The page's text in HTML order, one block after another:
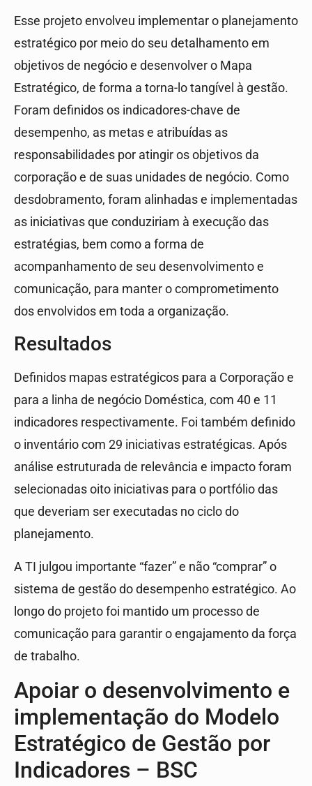
Esse projeto envolveu implementar o planejamento
estratégico por meio do seu detalhamento em
objetivos de negócio e desenvolver o Mapa
Estratégico, de forma a torna-lo tangível à gestão.
Foram definidos os indicadores-chave de
desempenho, as metas e atribuídas as
responsabilidades por atingir os objetivos da
corporação e de suas unidades de negócio. Como
desdobramento, foram alinhadas e implementadas
as iniciativas que conduziriam à execução das
estratégias, bem como a forma de
acompanhamento de seu desenvolvimento e
comunicação, para manter o comprometimento
dos envolvidos em toda a organização.
Resultados
Definidos mapas estratégicos para a Corporação e
para a linha de negócio Doméstica, com 40 e 11
indicadores respectivamente. Foi também definido
o inventário com 29 iniciativas estratégicas. Após
análise estruturada de relevância e impacto foram
selecionadas oito iniciativas para o portfólio das
que deveriam ser executadas no ciclo do
planejamento.
A TI julgou importante “fazer” e não “comprar” o
sistema de gestão do desempenho estratégico. Ao
longo do projeto foi mantido um processo de
comunicação para garantir o engajamento da força
de trabalho.
Apoiar o desenvolvimento e
implementação do Modelo
Estratégico de Gestão por
Indicadores – BSC